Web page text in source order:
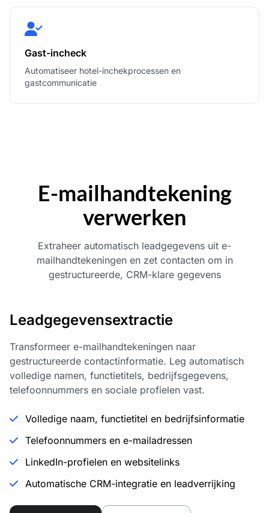
Gast-incheck
Automatiseer hotel-inchekprocessen en
gastcommunicatie
E-mailhandtekening
verwerken
Extraheer automatisch leadgegevens uit e-
mailhandtekeningen en zet contacten om in
gestructureerde, CRM-klare gegevens
Leadgegevensextractie
Transformeer e-mailhandtekeningen naar
gestructureerde contactinformatie. Leg automatisch
volledige namen, functietitels, bedrijfsgegevens,
telefoonnummers en sociale profielen vast.
Volledige naam, functietitel en bedrijfsinformatie
Telefoonnummers en e-mailadressen
LinkedIn-profielen en websitelinks
Automatische CRM-integratie en leadverrijking